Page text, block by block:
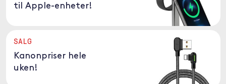
til Apple-enheter!
SALG
Kanonpriser hele
uken!